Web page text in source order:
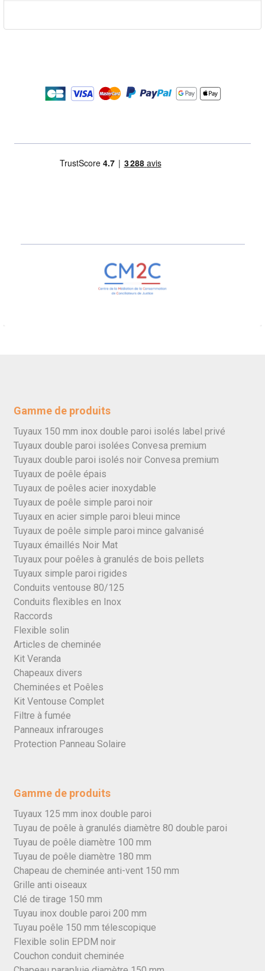
Gamme de produits
Tuyaux 150 mm inox double paroi isolés label privé
Tuyaux double paroi isolées Convesa premium
Tuyaux double paroi isolés noir Convesa premium
Tuyaux de poêle épais
Tuyaux de poêles acier inoxydable
Tuyaux de poêle simple paroi noir
Tuyaux en acier simple paroi bleui mince
Tuyaux de poêle simple paroi mince galvanisé
Tuyaux émaillés Noir Mat
Tuyaux pour poêles à granulés de bois pellets
Tuyaux simple paroi rigides
Conduits ventouse 80/125
Conduits flexibles en Inox
Raccords
Flexible solin
Articles de cheminée
Kit Veranda
Chapeaux divers
Cheminées et Poêles
Kit Ventouse Complet
Filtre à fumée
Panneaux infrarouges
Protection Panneau Solaire
Gamme de produits
Tuyaux 125 mm inox double paroi
Tuyau de poêle à granulés diamètre 80 double paroi
Tuyau de poêle diamètre 100 mm
Tuyau de poêle diamètre 180 mm
Chapeau de cheminée anti-vent 150 mm
Grille anti oiseaux
Clé de tirage 150 mm
Tuyau inox double paroi 200 mm
Tuyau poêle 150 mm télescopique
Flexible solin EPDM noir
Couchon conduit cheminée